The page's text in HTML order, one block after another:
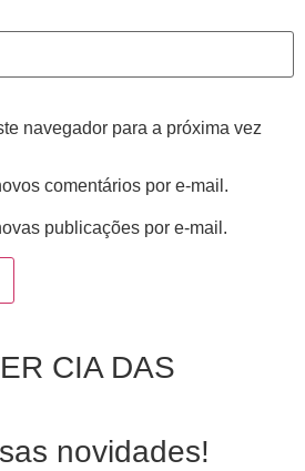
navegador para a próxima vez
comentários por e-mail.
publicações por e-mail.
CIA DAS
novidades!